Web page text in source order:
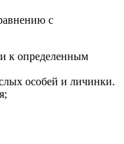
с
к определенным
особей и личинки.